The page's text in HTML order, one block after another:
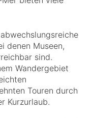
denen Museen,
sind.
Wandergebiet
Touren durch
Kurzurlaub.